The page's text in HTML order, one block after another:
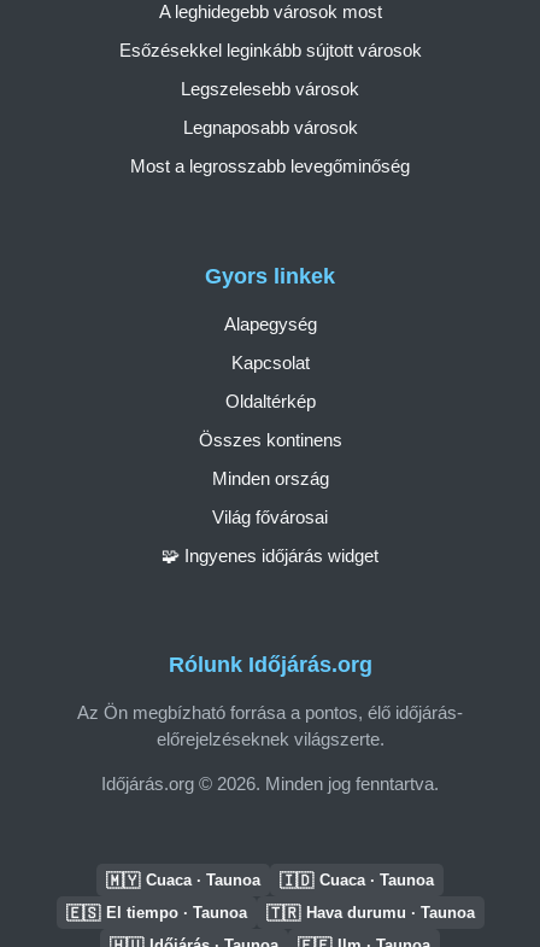
Rólunk Időjárás.org
Az Ön megbízható forrása a pontos, élő időjárás-
előrejelzéseknek világszerte.
Időjárás.org © 2026. Minden jog fenntartva.
Gyors linkek
Alapegység
Kapcsolat
Oldaltérkép
Összes kontinens
Minden ország
Világ fővárosai
🧩 Ingyenes időjárás widget
A leghidegebb városok most
Esőzésekkel leginkább sújtott városok
Legszelesebb városok
Legnaposabb városok
Most a legrosszabb levegőminőség
🇲🇾 Cuaca · Taunoa 🇮🇩 Cuaca · Taunoa
🇪🇸 El tiempo · Taunoa 🇹🇷 Hava durumu · Taunoa